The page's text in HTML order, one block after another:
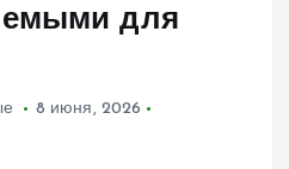
для
8 июня, 2026